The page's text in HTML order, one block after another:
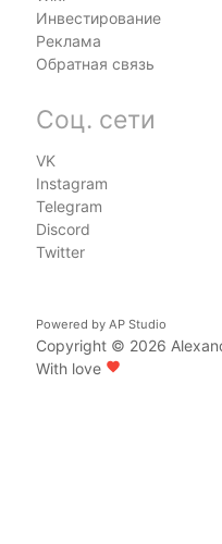
Инвестирование
Реклама
Обратная связь
Соц. сети
VK
Instagram
Telegram
Discord
Twitter
Powered by AP Studio
Copyright © 2026
With love favorite